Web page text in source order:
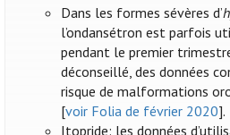
Dans les formes sévères d’
l’ondansétron est parfois
pendant le premier
déconseillé, des données
risque de malformations
[voir Folia de février 2020].
Itopride: les données